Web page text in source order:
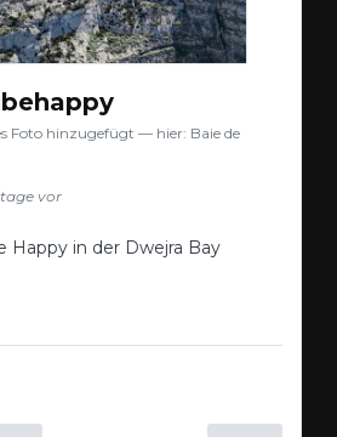
Foto hinzugefügt — hier: Baie de
vor
Happy in der Dwejra Bay